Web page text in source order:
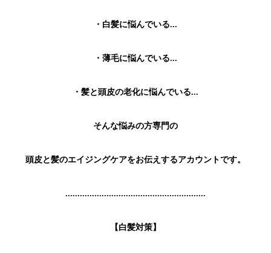
・白髪に悩んでいる...
・薄毛に悩んでいる...
・髪と頭皮の老化に悩んでいる...
そんな悩みの方専門の
頭皮と髪のエイジングケアをお伝えするアカウントです。
..........................................................
【白髪対策】